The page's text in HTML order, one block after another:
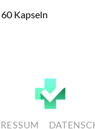
Kapseln